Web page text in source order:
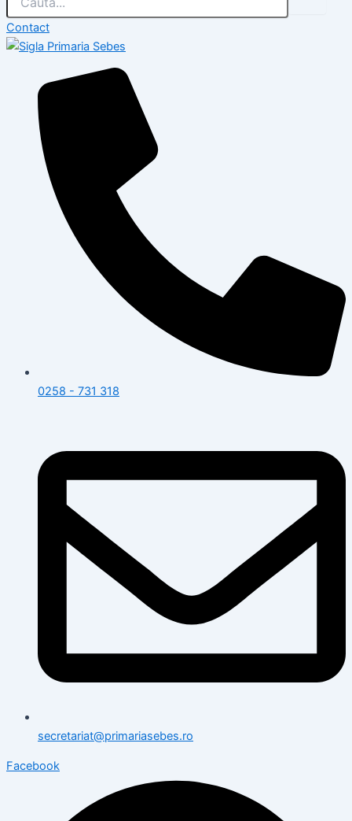
Contact
0258 - 731 318
secretariat@primariasebes.ro
Facebook